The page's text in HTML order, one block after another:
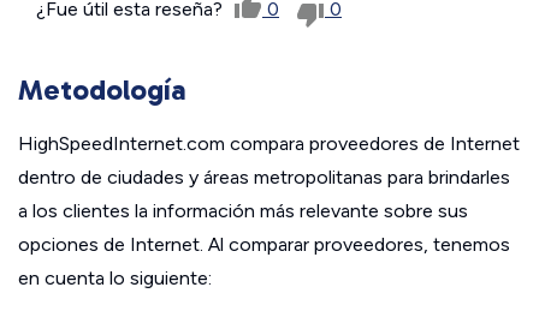
¿Fue útil esta reseña? 0 0
Metodología
HighSpeedInternet.com compara proveedores de Internet
dentro de ciudades y áreas metropolitanas para brindarles
a los clientes la información más relevante sobre sus
opciones de Internet. Al comparar proveedores, tenemos
en cuenta lo siguiente: